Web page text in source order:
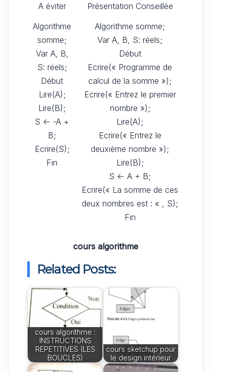
A éviter
Présentation Conseillée
Algorithme
somme;
Var A, B,
S: réels;
Début
Lire(A);
Lire(B);
S <- -A +
B;
Ecrire(S);
Fin
Algorithme somme;
Var A, B, S: réels;
Début
Ecrire(« Programme de
calcul de la somme »);
Ecrire(« Entrez le premier
nombre »);
Lire(A);
Ecrire(« Entrez le
deuxième nombre »);
Lire(B);
S <- A + B;
Ecrire(« La somme de ces
deux nombres est : « , S);
Fin
cours algorithme
Related Posts:
cours algorithme :
INSTRUCTIONS
REPETITIVES (LES
BOUCLES)
cours sketchup pour
le design intérieur